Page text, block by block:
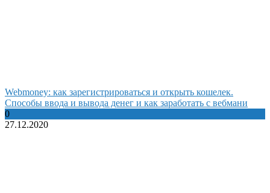
Webmoney: как зарегистрироваться и открыть кошелек.
Способы ввода и вывода денег и как заработать с вебмани
0
27.12.2020